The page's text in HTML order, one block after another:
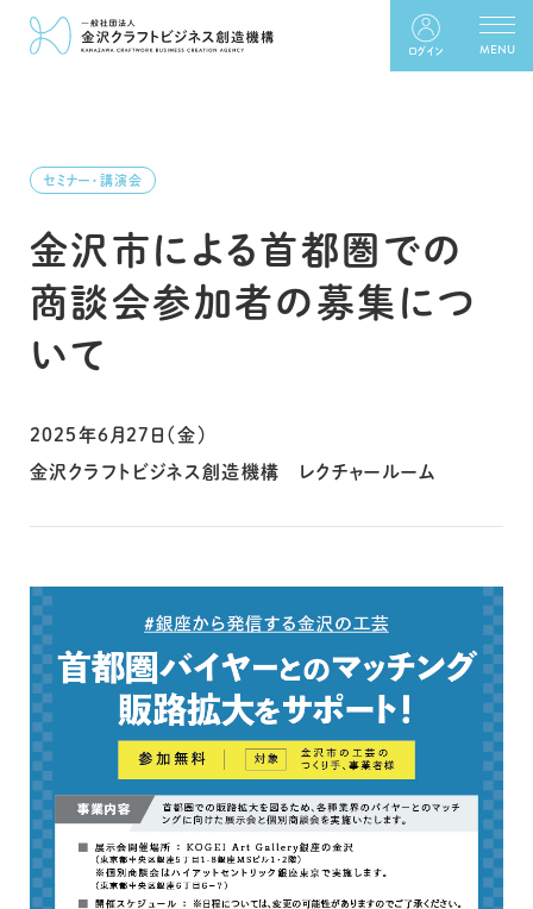
ログイン
金沢市による首都圏での
商談会参加者の募集につ
いて
セミナー・講演会
2025年6月27日（金）
金沢クラフトビジネス創造機構 レクチャールーム